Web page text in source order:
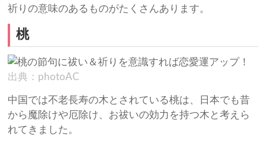
祈りの意味のあるものがたくさんあります。
桃
出典：photoAC
中国では不老長寿の木とされている桃は、日本でも昔
から魔除けや厄除け、お祓いの効力を持つ木と考えら
れてきました。